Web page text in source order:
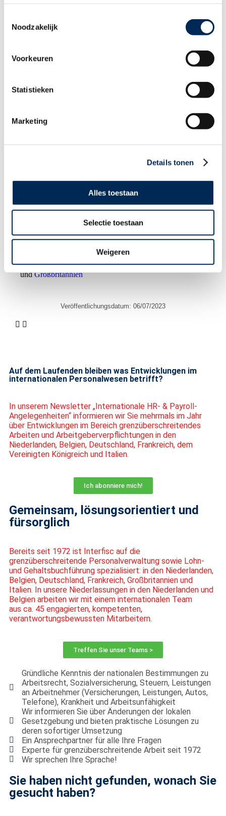
Noodzakelijk
Voorkeuren
Statistieken
Marketing
Details tonen
Alles toestaan
Selectie toestaan
Weigeren
Zielgruppenermäßigung der
Arbeitsordnung in Belgien: eine Pflicht für
Wir bieten unsere Dienstleistung in
Niederlande,Belgien,Deutschland,Italien,Frankreich
undGroßbritannien
Veröffentlichungsdatum: 06/07/2023
Auf dem Laufenden bleiben was Entwicklungen im
internationalen Personalwesen betrifft?
In unserem Newsletter „Internationale HR- & Payroll-
Angelegenheiten“ informieren wir Sie mehrmals im Jahr
über Entwicklungen im Bereich grenzüberschreitendes
Arbeiten und Arbeitgeberverpflichtungen in den
Niederlanden, Belgien, Deutschland, Frankreich, dem
Vereinigten Königreich und Italien.
Ich abonniere mich!
Gemeinsam, lösungsorientiert und
fürsorglich
Bereits seit 1972 ist Interfisc auf die
grenzüberschreitende Personalverwaltung sowie Lohn-
und Gehaltsbuchführung spezialisiert: in den Niederlanden,
Belgien, Deutschland, Frankreich, Großbritannien und
Italien. In unsere Niederlassungen in den Niederlanden und
Belgien arbeiten wir mit einem internationalen Team
aus ca. 45 engagierten, kompetenten,
verantwortungsbewussten Mitarbeitern.
Treffen Sie unser Teams >
Gründliche Kenntnis der nationalen Bestimmungen zu
Arbeitsrecht, Sozialversicherung, Steuern, Leistungen
an Arbeitnehmer (Versicherungen, Leistungen, Autos,
Telefone), Krankheit und Arbeitsunfähigkeit
Wir informieren Sie über Änderungen der lokalen
Gesetzgebung und bieten praktische Lösungen zu
deren sofortiger Umsetzung
Ein Ansprechpartner für alle Ihre Fragen
Experte für grenzüberschreitende Arbeit seit 1972
Wir sprechen Ihre Sprache!
Sie haben nicht gefunden, wonach Sie
gesucht haben?